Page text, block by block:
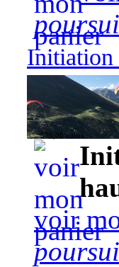
Initiation
570,00 euros
voir